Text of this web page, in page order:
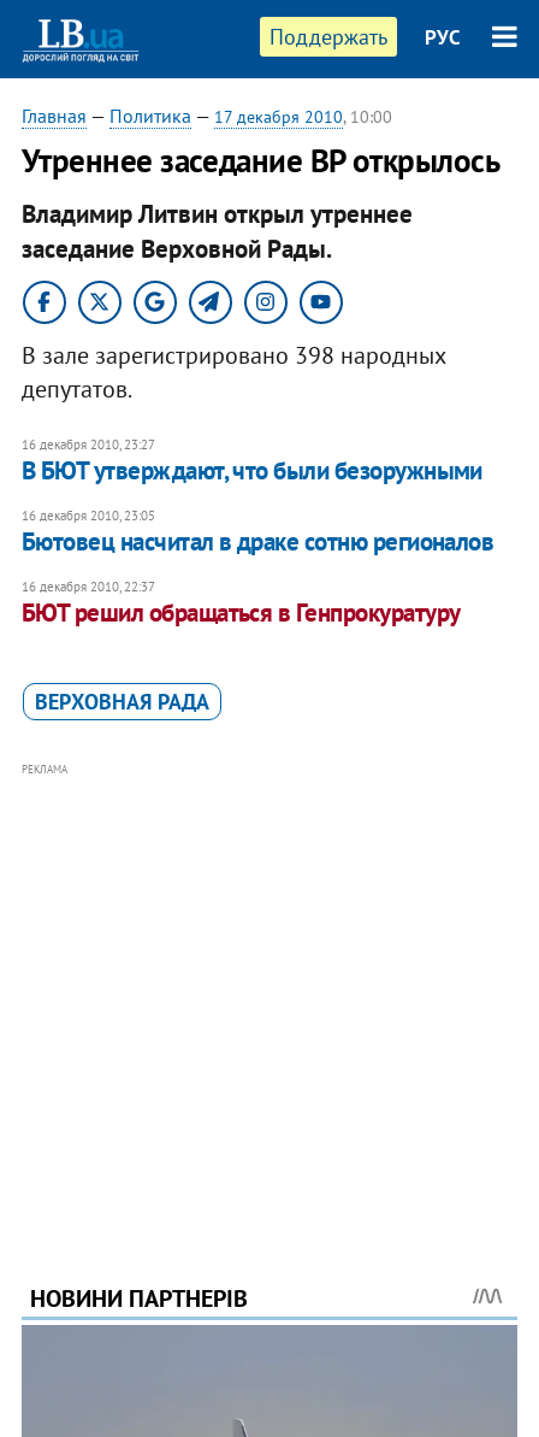
Поддержать РУС
Главная — Политика — 17 декабря 2010, 10:00
Утреннее заседание ВР открылось
Владимир Литвин открыл утреннее
заседание Верховной Рады.​
В зале зарегистрировано 398 народных
депутатов.
16 декабря 2010, 23:27
В БЮТ утверждают, что были безоружными
16 декабря 2010, 23:05
Бютовец насчитал в драке сотню регионалов
16 декабря 2010, 22:37
БЮТ решил обращаться в Генпрокуратуру
ВЕРХОВНАЯ РАДА
РЕКЛАМА